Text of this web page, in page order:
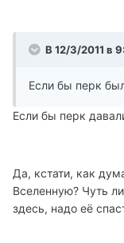
В 12/3/2011 в
Если бы перк
Если бы перк
Да, кстати, как
Вселенную? Чуть
здесь, надо её